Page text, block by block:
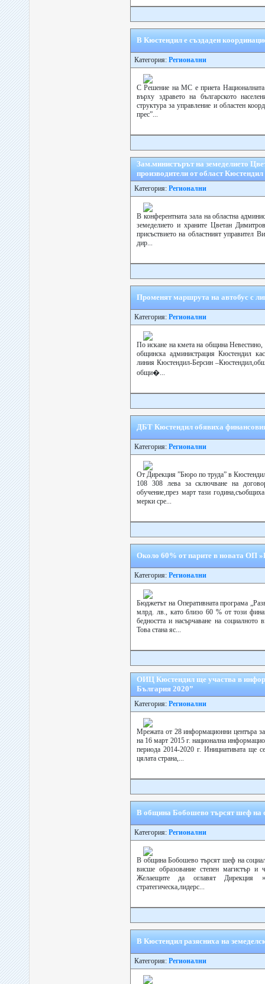
В Кюстендил е създаден
Категория: Регионални
С Решение на МС е приета Националната
върху здравето на българското
структура за управление и областен
прес”...
Зам.министърът на земеделието
производители от област Кюстендил
Категория: Регионални
В конферентната зала на областна
земеделието и храните Цветан
присъствието на областният управител
дир...
Променят маршрута на автобус с
Категория: Регионални
По искане на кмета на община
общинска администрация Кюстендил
линия Кюстендил-Берсин
общи�...
ДБТ Кюстендил обявиха
Категория: Регионални
От Дирекция ”Бюро по труда” в
108 308 лева за сключване на
обучение,през март тази
мерки сре...
Около 60% от парите в новата ОП
Категория: Регионални
Бюджетът на Оперативната програма
млрд. лв., като близо 60 % от този
бедността и насърчаване на
Това стана яс...
ОИЦ Кюстендил ще участва в
България 2020”
Категория: Регионални
Мрежата от 28 информационни центъра
на 16 март 2015 г. национална
периода 2014-2020 г. Инициативата ще
цялата страна,...
В община Бобошево търсят шеф на
Категория: Регионални
В община Бобошево търсят шеф на
висше образование степен магистър и
Желаещите да оглавят Дирекция
стратегическа,лидерс...
В Кюстендил разясниха на
Категория: Регионални